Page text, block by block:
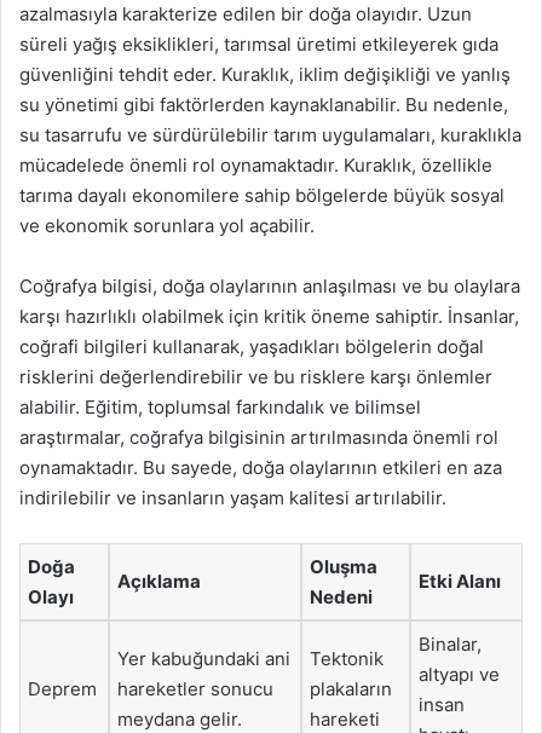
azalmasıyla karakterize edilen bir doğa olayıdır. Uzun
süreli yağış eksiklikleri, tarımsal üretimi etkileyerek gıda
güvenliğini tehdit eder. Kuraklık, iklim değişikliği ve yanlış
su yönetimi gibi faktörlerden kaynaklanabilir. Bu nedenle,
su tasarrufu ve sürdürülebilir tarım uygulamaları, kuraklıkla
mücadelede önemli rol oynamaktadır. Kuraklık, özellikle
tarıma dayalı ekonomilere sahip bölgelerde büyük sosyal
ve ekonomik sorunlara yol açabilir.
Coğrafya bilgisi, doğa olaylarının anlaşılması ve bu olaylara
karşı hazırlıklı olabilmek için kritik öneme sahiptir. İnsanlar,
coğrafi bilgileri kullanarak, yaşadıkları bölgelerin doğal
risklerini değerlendirebilir ve bu risklere karşı önlemler
alabilir. Eğitim, toplumsal farkındalık ve bilimsel
araştırmalar, coğrafya bilgisinin artırılmasında önemli rol
oynamaktadır. Bu sayede, doğa olaylarının etkileri en aza
indirilebilir ve insanların yaşam kalitesi artırılabilir.
Doğa
Olayı
Açıklama
Oluşma
Nedeni
Etki Alanı
Deprem
Yer kabuğundaki ani
hareketler sonucu
meydana gelir.
Tektonik
plakaların
hareketi
Binalar,
altyapı ve
insan